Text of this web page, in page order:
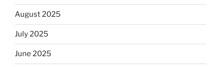
August 2025
July 2025
June 2025